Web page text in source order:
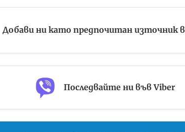
Добави ни като предпочитан източник в
Последвайте ни във Viber